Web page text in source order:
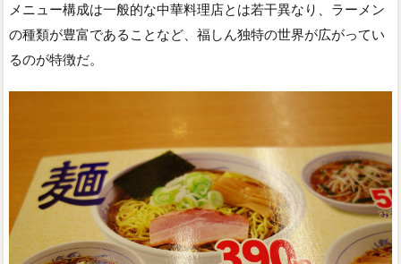
メニュー構成は一般的な中華料理店とは若干異なり、ラーメン
の種類が豊富であることなど、福しん独特の世界が広がってい
るのが特徴だ。